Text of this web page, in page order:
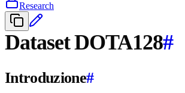
Research
Dataset DOTA128#
Introduzione#